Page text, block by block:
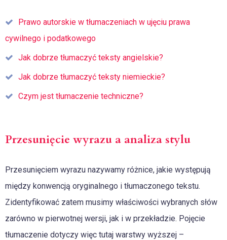
Prawo autorskie w tłumaczeniach w ujęciu prawa
cywilnego i podatkowego
Jak dobrze tłumaczyć teksty angielskie?
Jak dobrze tłumaczyć teksty niemieckie?
Czym jest tłumaczenie techniczne?
Przesunięcie wyrazu a analiza stylu
Przesunięciem wyrazu nazywamy różnice, jakie występują
między konwencją oryginalnego i tłumaczonego tekstu.
Zidentyfikować zatem musimy właściwości wybranych słów
zarówno w pierwotnej wersji, jak i w przekładzie. Pojęcie
tłumaczenie dotyczy więc tutaj warstwy wyższej –